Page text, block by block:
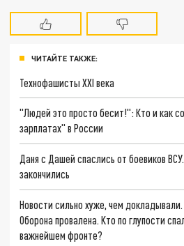
ЧИТАЙТЕ ТАКЖЕ:
Технофашисты XXI века
"Людей это просто бесит!": Кто и как
зарплатах" в России
Даня с Дашей спаслись от боевиков
закончились
Новости сильно хуже, чем
Оборона провалена. Кто по глупости
важнейшем фронте?